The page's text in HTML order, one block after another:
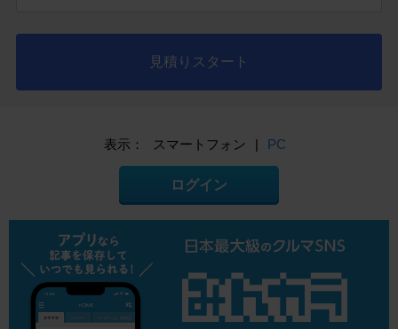
見積りスタート
表示： スマートフォン | PC
ログイン